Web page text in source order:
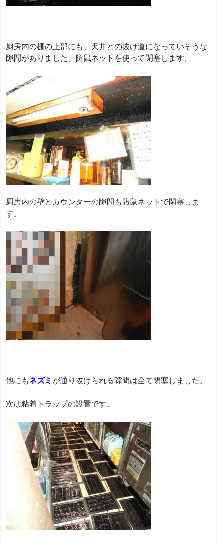
厨房内の棚の上部にも、天井との抜け道になっていそうな
隙間がありました。防鼠ネットを使って閉塞します。
厨房内の壁とカウンターの隙間も防鼠ネットで閉塞しま
す。
他にもネズミ が通り抜けられる隙間は全て閉塞しました。
次は粘着トラップの設置です。